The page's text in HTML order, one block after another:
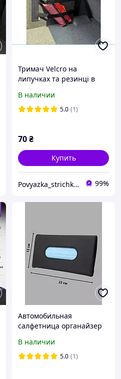
Тримач Velcro на
липучках та резинці в
В наличии
5.0 (1)
70₴
Купить
Povyazka_strichka_shop 99%
Автомобильная
салфетница органайзер
козырек эко-кожи (40047)
В наличии
5.0 (1)